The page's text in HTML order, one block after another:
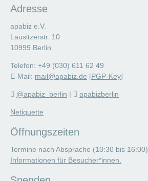
Adresse
apabiz e.V.
Lausitzerstr. 10
10999 Berlin
Telefon: +49 (030) 611 62 49
E-Mail: mail@apabiz.de [PGP-Key]
@apabiz_berlin | apabizberlin
Netiquette
Öffnungszeiten
Termine nach Absprache (10:30 bis 16:00)
Informationen für Besucher*innen.